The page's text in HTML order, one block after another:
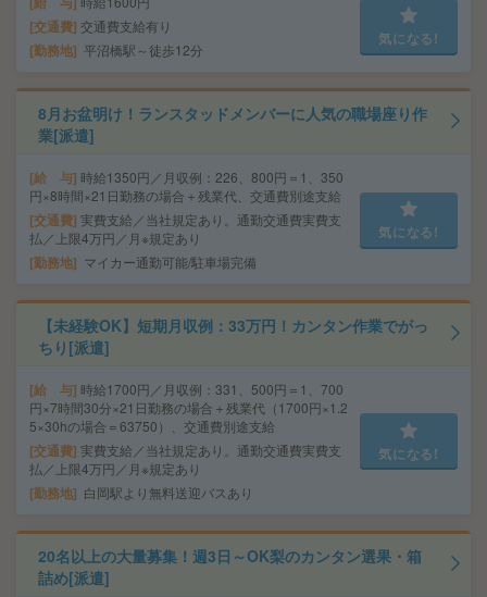
交通費 交通費支給有り
勤務地 平沼橋駅～徒歩12分
気になる!
8月お盆明け！ランスタッドメンバーに人気の職場座り作
業[派遣]
給 与 時給1350円／月収例：226、800円＝1、350
円×8時間×21日勤務の場合＋残業代、交通費別途支給
交通費 実費支給／当社規定あり。通勤交通費実費支
払／上限4万円／月※規定あり
勤務地 マイカー通勤可能/駐車場完備
気になる!
【未経験OK】短期月収例：33万円！カンタン作業でがっ
ちり[派遣]
給 与 時給1700円／月収例：331、500円＝1、700
円×7時間30分×21日勤務の場合＋残業代（1700円×1.2
5×30hの場合＝63750）、交通費別途支給
交通費 実費支給／当社規定あり。通勤交通費実費支
払／上限4万円／月※規定あり
勤務地 白岡駅より無料送迎バスあり
気になる!
20名以上の大量募集！週3日～OK梨のカンタン選果・箱
詰め[派遣]